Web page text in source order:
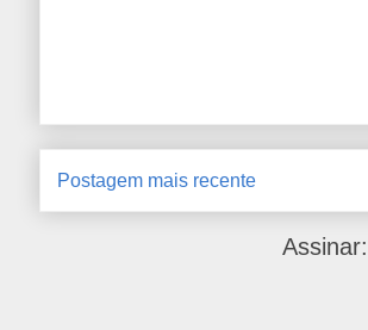
Postagem mais recente
Assinar: